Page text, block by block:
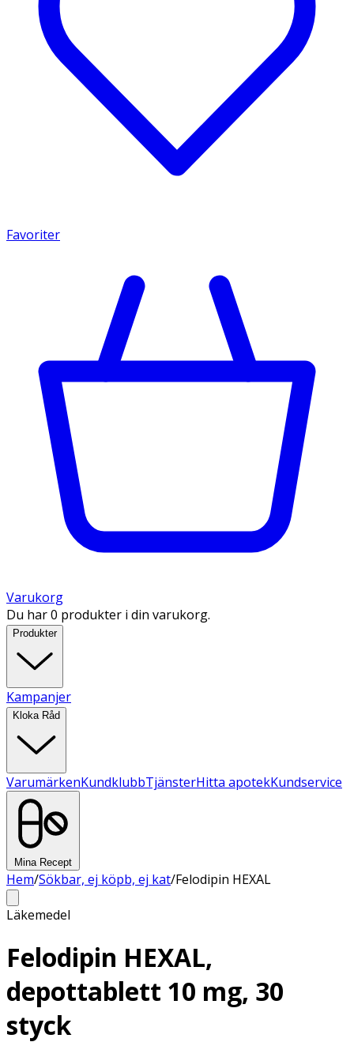
Favoriter
Varukorg
Du har 0 produkter i din varukorg.
Produkter
Kampanjer
Kloka Råd
VarumärkenKundklubbTjänsterHitta apotekKundservice
Mina Recept
Hem/Sökbar, ej köpb, ej kat/Felodipin HEXAL
Läkemedel
Felodipin HEXAL,
depottablett 10 mg, 30
styck